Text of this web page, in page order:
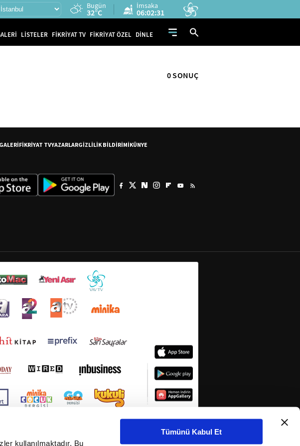
kullanılmaktadır. Bu
Tümünü Kabul Et
Bugün
32°C
İmsaka
06:02:31
LİSTELER FİKRİYAT TV FİKRİYAT ÖZEL DİNLE
0 SONUÇ
FİKRİYAT TVYAZARLARGİZLİLİK BİLDİRİMİKÜNYE